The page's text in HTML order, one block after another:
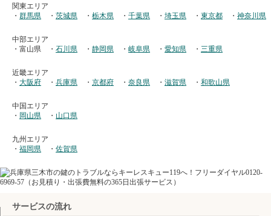
関東エリア
・ 群馬県 ・ 茨城県 ・ 栃木県 ・ 千葉県 ・ 埼玉県 ・ 東京都 ・ 神奈川県
中部エリア
・富山県
・ 石川県 ・ 静岡県 ・ 岐阜県 ・ 愛知県 ・ 三重県
近畿エリア
・ 大阪府 ・ 兵庫県 ・ 京都府 ・ 奈良県 ・ 滋賀県 ・ 和歌山県
中国エリア
・ 岡山県 ・ 山口県
九州エリア
・ 福岡県 ・ 佐賀県
サービスの流れ